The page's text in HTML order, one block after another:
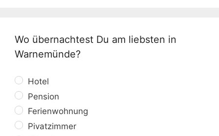
Wo übernachtest Du am liebsten in
Warnemünde?
Hotel
Pension
Ferienwohnung
Pivatzimmer